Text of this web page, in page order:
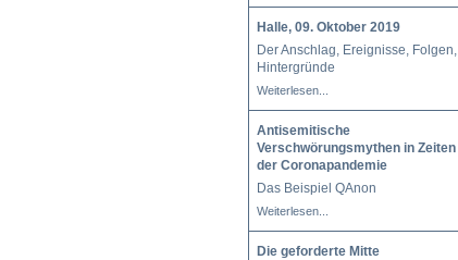
Halle, 09. Oktober 2019
Der Anschlag, Ereignisse, Folgen,
Hintergründe
Weiterlesen...
Antisemitische
Verschwörungsmythen in Zeiten
der Coronapandemie
Das Beispiel QAnon
Weiterlesen...
Die geforderte Mitte